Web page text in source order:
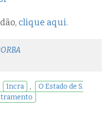
clique aqui.
Incra ,
O Estado de S.